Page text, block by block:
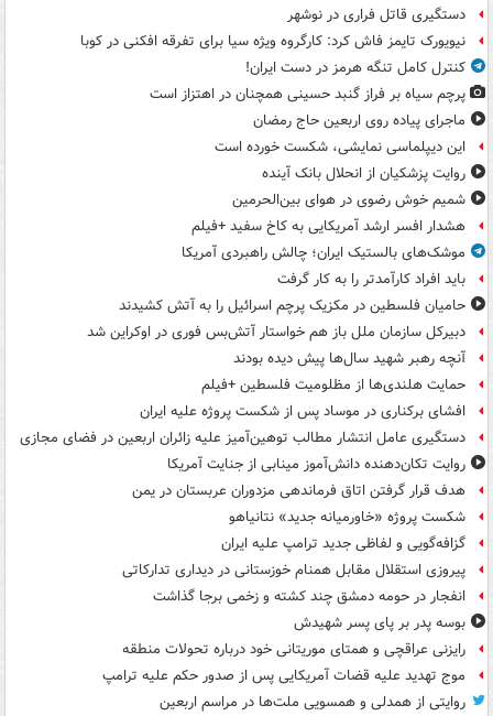
دستگیری قاتل فراری در نوشهر
نیویورک تایمز فاش کرد: کارگروه ویژه سیا برای تفرقه افکنی در کوبا
کنترل کامل تنگه هرمز در دست ایران!
پرچم سیاه بر فراز گنبد حسینی همچنان در اهتزاز است
ماجرای پیاده روی اربعین حاج رمضان
این دیپلماسی نمایشی، شکست خورده است
روایت پزشکیان از انحلال بانک آینده
شمیم خوش رضوی در هوای بین‌الحرمین
هشدار افسر ارشد آمریکایی به کاخ سفید +فیلم
موشک‌های بالستیک ایران؛ چالش راهبردی آمریکا
باید افراد کارآمدتر را به کار گرفت
حامیان فلسطین در مکزیک پرچم اسرائیل را به آتش کشیدند
دبیرکل سازمان ملل باز هم خواستار آتش‌بس فوری در اوکراین شد
آنچه رهبر شهید سال‌ها پیش دیده بودند
حمایت هلندی‌ها از مظلومیت فلسطین +فیلم
افشای برکناری در موساد پس از شکست پروژه علیه ایران
دستگیری عامل انتشار مطالب توهین‌آمیز علیه زائران اربعین در فضای مجازی
روایت تکان‌دهنده دانش‌آموز مینابی از جنایت آمریکا
هدف قرار گرفتن اتاق‌ فرماندهی مزدوران عربستان در یمن
شکست پروژه «خاورمیانه جدید» نتانیاهو
گزافه‌گویی و لفاظی جدید ترامپ علیه ایران
پیروزی استقلال مقابل همنام خوزستانی در دیداری تدارکاتی
انفجار در حومه دمشق چند کشته و زخمی برجا گذاشت
بوسه‌ پدر بر پای پسر شهیدش
رایزنی عراقچی و همتای موریتانی خود درباره تحولات منطقه
موج تهدید علیه قضات آمریکایی پس از صدور حکم علیه ترامپ
روایتی از همدلی و همسویی ملت‌ها در مراسم اربعین